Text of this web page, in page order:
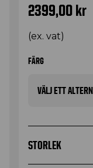
2399,00 kr
(ex. vat)
FÄRG
STORLEK